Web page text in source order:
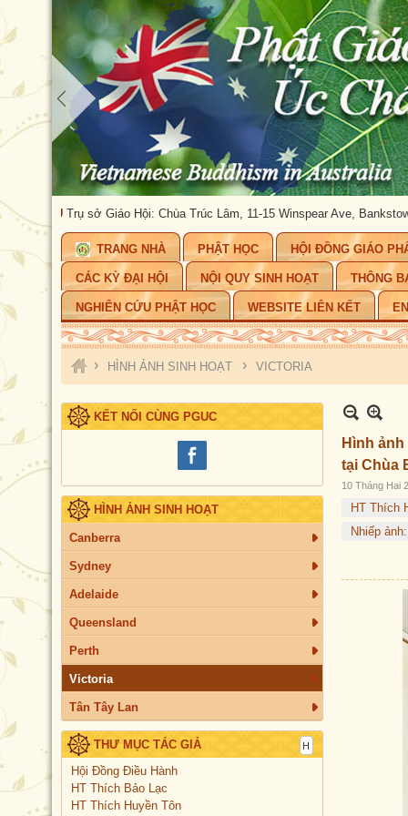
sở Giáo Hội: Chùa Trúc Lâm, 11-15 Winspear Ave, Bankstown, NSW
TRANG NHÀ PHẬT HỌC HỘI ĐỒNG GIÁO
CÁC KỲ ĐẠI HỘI NỘI QUY SINH HOẠT THÔNG
NGHIÊN CỨU PHẬT HỌC WEBSITE LIÊN KẾT
› HÌNH ẢNH SINH HOẠT › VICTORIA
KẾT NỐI CÙNG PGUC
HÌNH ẢNH SINH HOẠT
Canberra
Sydney
Adelaide
Queensland
Perth
Victoria
Tân Tây Lan
THƯ MỤC TÁC GIẢ
Hội Đồng Điều Hành
HT Thích Bảo Lạc
HT Thích Huyền Tôn
Hình
tại Chùa
10 Tháng Hai
HT Thích
Nhiếp